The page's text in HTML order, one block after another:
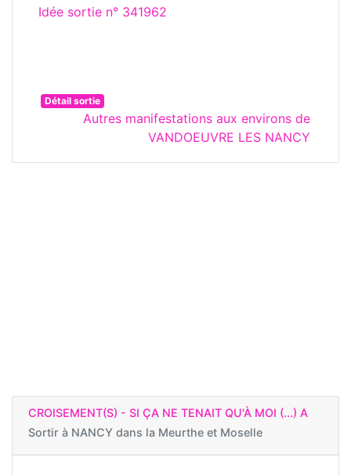
Idée sortie n° 341962
Détail sortie
Autres manifestations aux environs de
VANDOEUVRE LES NANCY
CROISEMENT(S) - SI ÇA NE TENAIT QU'À MOI (...) A
Sortir à NANCY dans la Meurthe et Moselle